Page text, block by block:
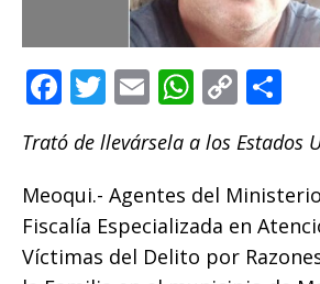
F
a
c
e
b
o
T
w
it
te
r
E
m
ai
l
W
h
at
s
A
p
C
p
y
Li
n
o
m
p
ar
ti
Trató de llevársela a los Estados
Meoqui.- Agentes del
Fiscalía Especializada en
Víctimas del Delito por